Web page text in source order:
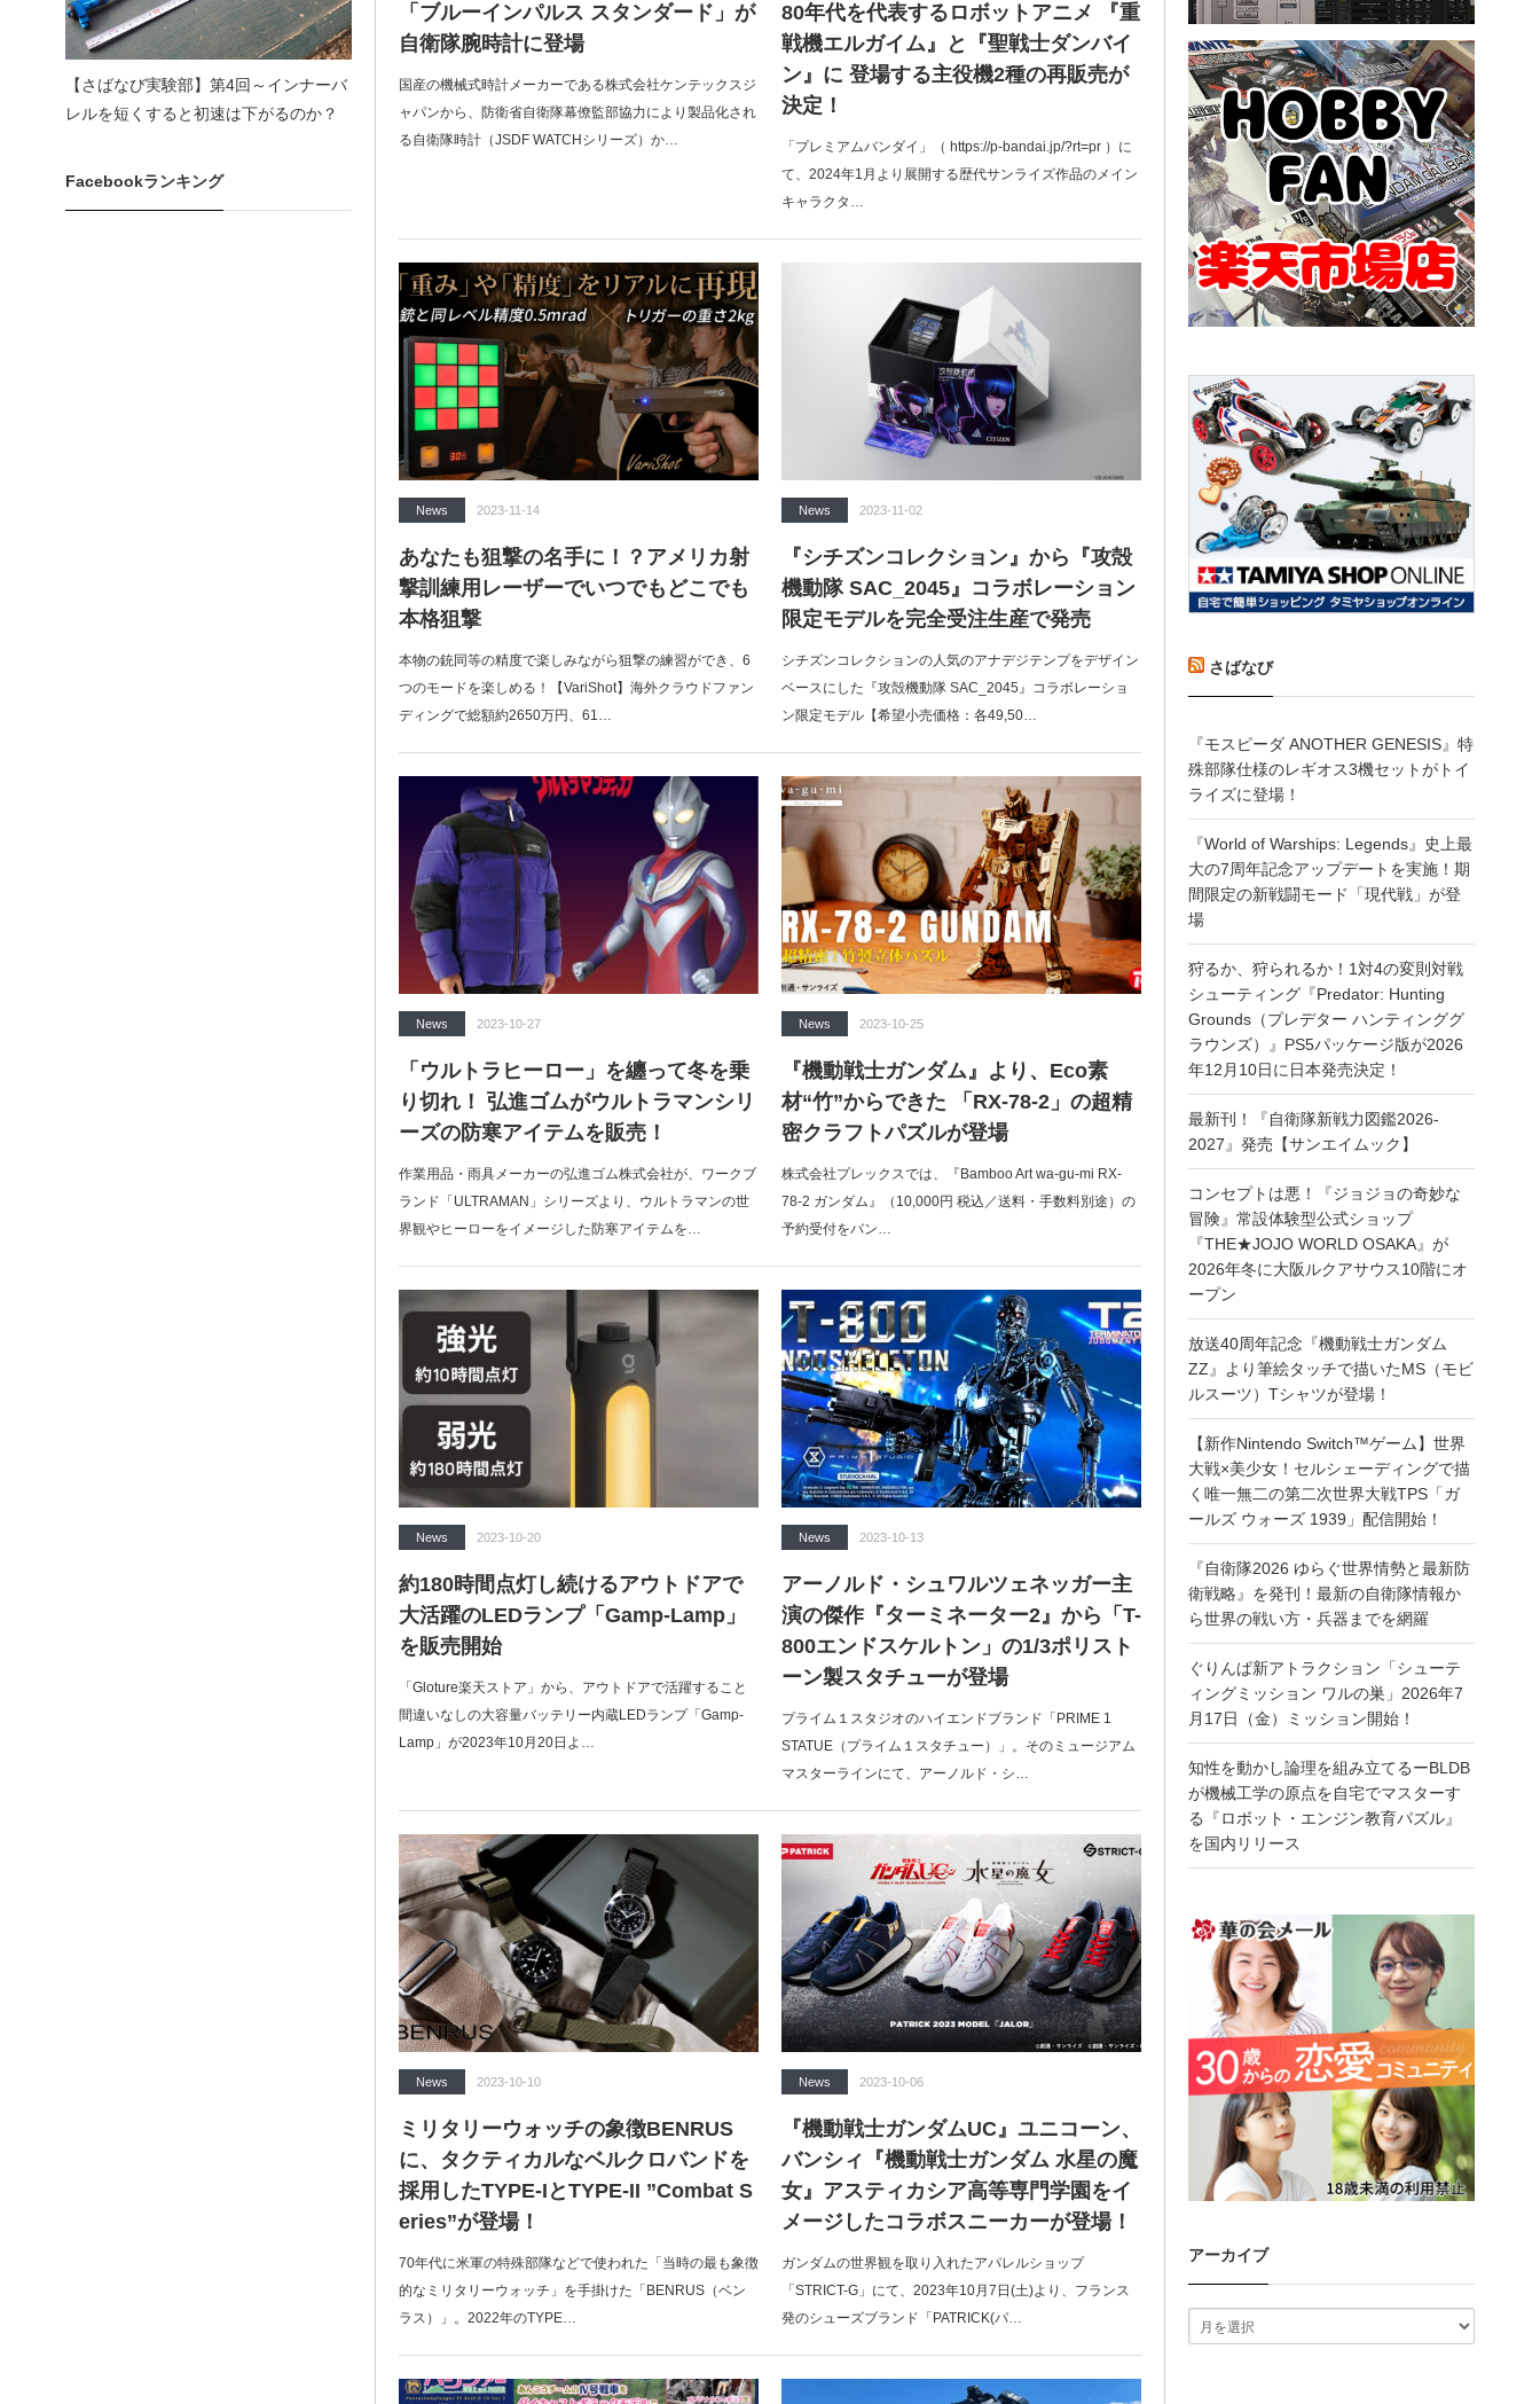
「ブルーインパルス スタンダード」が
自衛隊腕時計に登場
国産の機械式時計メーカーである株式会社ケンテックスジ
ャパンから、防衛省自衛隊幕僚監部協力により製品化され
る自衛隊時計（JSDF WATCHシリーズ）か…
80年代を代表するロボットアニメ 『重
戦機エルガイム』と『聖戦士ダンバイ
ン』に 登場する主役機2種の再販売が
決定！
「プレミアムバンダイ」（ https://p-bandai.jp/?rt=pr ）に
て、2024年1月より展開する歴代サンライズ作品のメイン
キャラクタ…
News 2023-11-14
あなたも狙撃の名手に！？アメリカ射
撃訓練用レーザーでいつでもどこでも
本格狙撃
本物の銃同等の精度で楽しみながら狙撃の練習ができ、6
つのモードを楽しめる！【VariShot】海外クラウドファン
ディングで総額約2650万円、61…
News 2023-11-02
『シチズンコレクション』から『攻殻
機動隊 SAC_2045』コラボレーション
限定モデルを完全受注生産で発売
シチズンコレクションの人気のアナデジテンプをデザイン
ベースにした『攻殻機動隊 SAC_2045』コラボレーショ
ン限定モデル【希望小売価格：各49,50…
News 2023-10-27
「ウルトラヒーロー」を纏って冬を乗
り切れ！ 弘進ゴムがウルトラマンシリ
ーズの防寒アイテムを販売！
作業用品・雨具メーカーの弘進ゴム株式会社が、ワークブ
ランド「ULTRAMAN」シリーズより、ウルトラマンの世
界観やヒーローをイメージした防寒アイテムを…
News 2023-10-25
『機動戦士ガンダム』より、Eco素
材“竹”からできた 「RX-78-2」の超精
密クラフトパズルが登場
株式会社プレックスでは、『Bamboo Art wa-gu-mi RX-
78-2 ガンダム』（10,000円 税込／送料・手数料別途）の
予約受付をバン…
News 2023-10-20
約180時間点灯し続けるアウトドアで
大活躍のLEDランプ「Gamp-Lamp」
を販売開始
「Gloture楽天ストア」から、アウトドアで活躍すること
間違いなしの大容量バッテリー内蔵LEDランプ「Gamp-
Lamp」が2023年10月20日よ…
News 2023-10-13
アーノルド・シュワルツェネッガー主
演の傑作『ターミネーター2』から「T-
800エンドスケルトン」の1/3ポリスト
ーン製スタチューが登場
プライム１スタジオのハイエンドブランド「PRIME 1
STATUE（プライム１スタチュー）」。そのミュージアム
マスターラインにて、アーノルド・シ…
News 2023-10-10
ミリタリーウォッチの象徴BENRUS
に、タクティカルなベルクロバンドを
採用したTYPE-IとTYPE-II ”Combat S
eries”が登場！
70年代に米軍の特殊部隊などで使われた「当時の最も象徴
的なミリタリーウォッチ」を手掛けた「BENRUS（ベン
ラス）」。2022年のTYPE…
News 2023-10-06
『機動戦士ガンダムUC』ユニコーン、
バンシィ『機動戦士ガンダム 水星の魔
女』アスティカシア高等専門学園をイ
メージしたコラボスニーカーが登場！
ガンダムの世界観を取り入れたアパレルショップ
「STRICT-G」にて、2023年10月7日(土)より、フランス
発のシューズブランド「PATRICK(パ…
【さばなび実験部】第4回～インナーバ
レルを短くすると初速は下がるのか？
Facebookランキング
さばなび
『モスピーダ ANOTHER GENESIS』特
殊部隊仕様のレギオス3機セットがトイ
ライズに登場！
『World of Warships: Legends』史上最
大の7周年記念アップデートを実施！期
間限定の新戦闘モード「現代戦」が登
場
狩るか、狩られるか！1対4の変則対戦
シューティング『Predator: Hunting
Grounds（プレデター ハンティンググ
ラウンズ）』PS5パッケージ版が2026
年12月10日に日本発売決定！
最新刊！『自衛隊新戦力図鑑2026-
2027』発売【サンエイムック】
コンセプトは悪！『ジョジョの奇妙な
冒険』常設体験型公式ショップ
『THE★JOJO WORLD OSAKA』が
2026年冬に大阪ルクアサウス10階にオ
ープン
放送40周年記念『機動戦士ガンダム
ZZ』より筆絵タッチで描いたMS（モビ
ルスーツ）Tシャツが登場！
【新作Nintendo Switch™ゲーム】世界
大戦×美少女！セルシェーディングで描
く唯一無二の第二次世界大戦TPS「ガ
ールズ ウォーズ 1939」配信開始！
『自衛隊2026 ゆらぐ世界情勢と最新防
衛戦略』を発刊！最新の自衛隊情報か
ら世界の戦い方・兵器までを網羅
ぐりんぱ新アトラクション「シューテ
ィングミッション ワルの巣」2026年7
月17日（金）ミッション開始！
知性を動かし論理を組み立てるーBLDB
が機械工学の原点を自宅でマスターす
る『ロボット・エンジン教育パズル』
を国内リリース
アーカイブ